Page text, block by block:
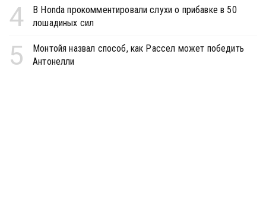
4
В Honda прокомментировали слухи о прибавке в 50
лошадиных сил
5
Монтойя назвал способ, как Рассел может победить
Антонелли